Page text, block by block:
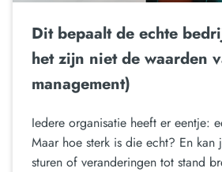
Dit bepaalt de echte
het zijn niet de waarden
management)
Iedere organisatie heeft er eentje:
Maar hoe sterk is die echt? En kan
sturen of veranderingen tot stand